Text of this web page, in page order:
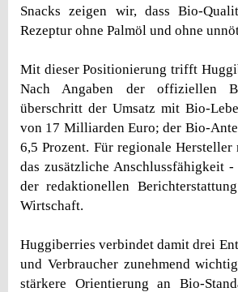
Snacks zeigen wir, dass Bio-
Rezeptur ohne Palmöl und ohne
Mit dieser Positionierung trifft
Nach Angaben der offiziellen
überschritt der Umsatz mit Bio-
von 17 Milliarden Euro; der Bio-
6,5 Prozent. Für regionale
das zusätzliche Anschlussfähigkeit
der redaktionellen
Wirtschaft.
Huggiberries verbindet damit drei
und Verbraucher zunehmend
stärkere Orientierung an Bio-